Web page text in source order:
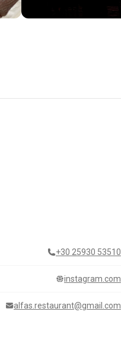
+30 25930 53510
instagram.com
alfas.restaurant@gmail.com